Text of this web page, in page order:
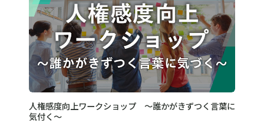
人権感度向上ワークショップ ～誰かがきずつく言葉に
気付く～